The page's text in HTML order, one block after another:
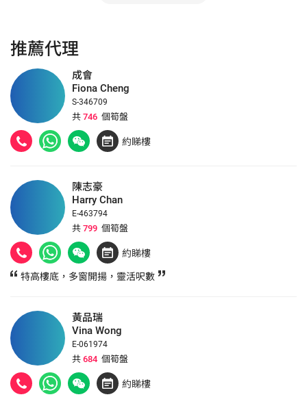
推薦代理
成會
Fiona Cheng
S-346709
共 746 個筍盤
約睇樓
陳志豪
Harry Chan
E-463794
共 799 個筍盤
約睇樓
特高樓底，多窗開揚，靈活呎數
黃品瑞
Vina Wong
E-061974
共 684 個筍盤
約睇樓